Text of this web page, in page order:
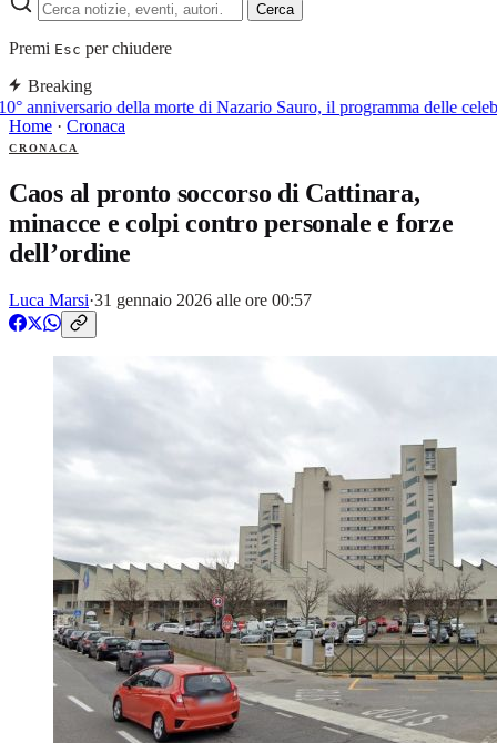
Cerca
Premi Esc per chiudere
Breaking
anniversario della morte di Nazario Sauro, il programma delle
Home · Cronaca
CRONACA
Caos al pronto soccorso di Cattinara,
minacce e colpi contro personale e forze
dell’ordine
Luca Marsi·31 gennaio 2026 alle ore 00:57